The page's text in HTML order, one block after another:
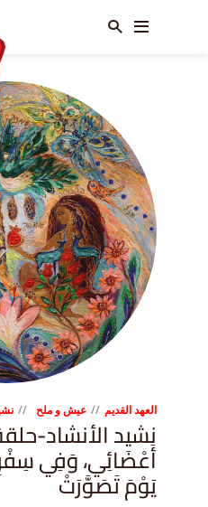
العهد القديم عيش و ملح
أَعْضَائِي، وَفِي
يَوْمَ تَصَوَّرَتْ